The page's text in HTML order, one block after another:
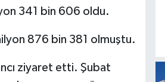
341 bin 606 oldu.
876 bin 381 olmuştu.
ziyaret etti. Şubat